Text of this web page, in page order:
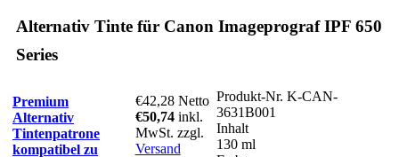
Alternativ Tinte für Canon Imageprograf IPF 650
Series
Premium
Alternativ
Tintenpatrone
kompatibel zu
€42,28 Netto
€50,74 inkl.
MwSt. zzgl.
Versand
Produkt-Nr. K-CAN-
3631B001
Inhalt
130 ml